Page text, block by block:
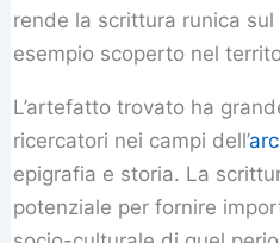
rende la scrittura runica
esempio scoperto nel
L’artefatto trovato ha
ricercatori nei campi dell’
epigrafia e storia. La
potenziale per fornire